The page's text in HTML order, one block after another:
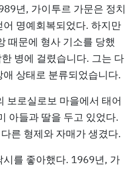
년, 가이투르 가문은 정치
명예회복되었다. 하지만
때문에 형사 기소를 당했
병에 걸렸습니다. 그는 다
상태로 분류되었습니다.
보로실로보 마을에서 태어
아들과 딸을 두고 있었다.
른 형제와 자매가 생겼다.
를 좋아했다. 1969년, 가